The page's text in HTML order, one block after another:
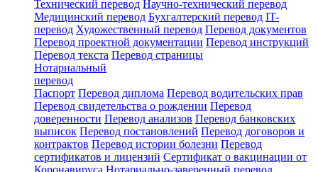
Технический перевод Научно-технический перевод
Медицинский перевод Бухгалтерский перевод IT-
перевод Художественный перевод Перевод документов
Перевод проектной документации Перевод инструкций
Перевод текста Перевод страницы
Нотариальный
перевод
Паспорт Перевод диплома Перевод водительских прав
Перевод свидетельства о рождении Перевод
доверенности Перевод анализов Перевод банковских
выписок Перевод постановлений Перевод договоров и
контрактов Перевод истории болезни Перевод
сертификатов и лицензий Сертификат о вакцинации от
Коронавируса Нотариально-заверенный перевод